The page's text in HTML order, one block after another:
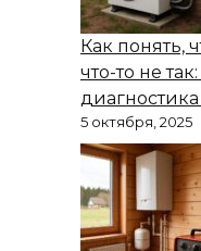
Как понять,
что-то не
5 октября, 2025